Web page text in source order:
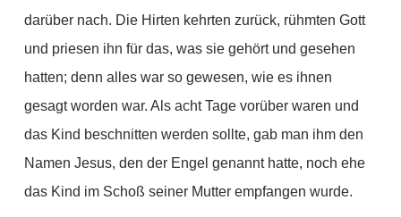
darüber nach. Die Hirten kehrten zurück, rühmten Gott
und priesen ihn für das, was sie gehört und gesehen
hatten; denn alles war so gewesen, wie es ihnen
gesagt worden war. Als acht Tage vorüber waren und
das Kind beschnitten werden sollte, gab man ihm den
Namen Jesus, den der Engel genannt hatte, noch ehe
das Kind im Schoß seiner Mutter empfangen wurde.